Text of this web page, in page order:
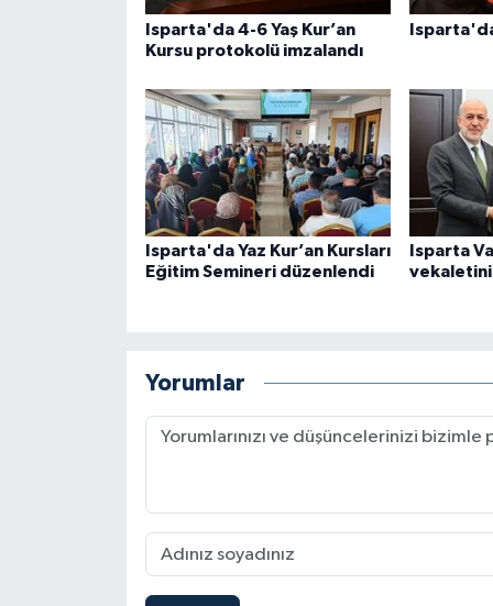
Isparta'da 4-6 Yaş Kur’an
Kursu protokolü imzalandı
Isparta'da Yaz Kur’an Kursları
Eğitim Semineri düzenlendi
Isparta
vekaletini
Yorumlar
Gümüşhane Müftülüğü
Hatay Müftülüğü
Iğdır Müftülüğü
Isparta Müftülüğü
Kahramanmaraş Müftülüğü
Kars Müftülüğü